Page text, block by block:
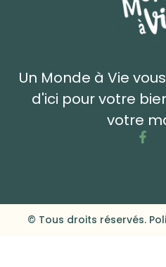
Un Monde à Vie
d'ici pour votre
votre
© Tous droits réservés.